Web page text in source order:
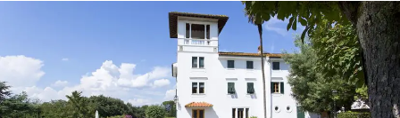
す木材、周囲の庭を見渡す大きな窓、ハイドロ
マッサージ付きバスなど、それぞれの部屋のイ
ンテリアには細心の注意が払われているのが見
て取れます。